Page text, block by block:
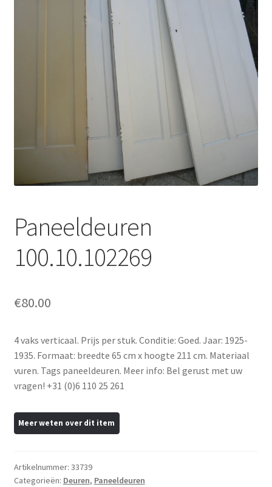
Paneeldeuren
100.10.102269
€80.00
4 vaks verticaal. Prijs per stuk. Conditie: Goed. Jaar: 1925-
1935. Formaat: breedte 65 cm x hoogte 211 cm. Materiaal
vuren. Tags paneeldeuren. Meer info: Bel gerust met uw
vragen! +31 (0)6 110 25 261
Artikelnummer: 33739
Categorieën: Deuren, Paneeldeuren